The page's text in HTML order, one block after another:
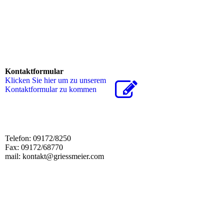
Kontaktformular
Klicken Sie hier um zu unserem
Kon­takt­for­mu­lar zu kommen
Telefon: 09172/8250
Fax: 09172/68770
mail: kontakt@griessmeier.com